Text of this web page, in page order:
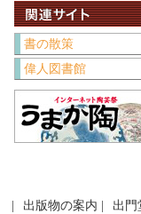
書の散策
偉人図書館
| 出版物の案内 | 出門